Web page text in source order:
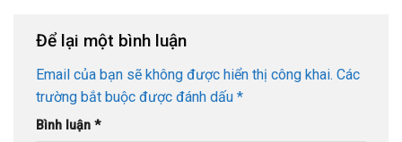
Để lại một bình luận
Email của bạn sẽ không được hiển thị công khai. Các
trường bắt buộc được đánh dấu *
Bình luận *